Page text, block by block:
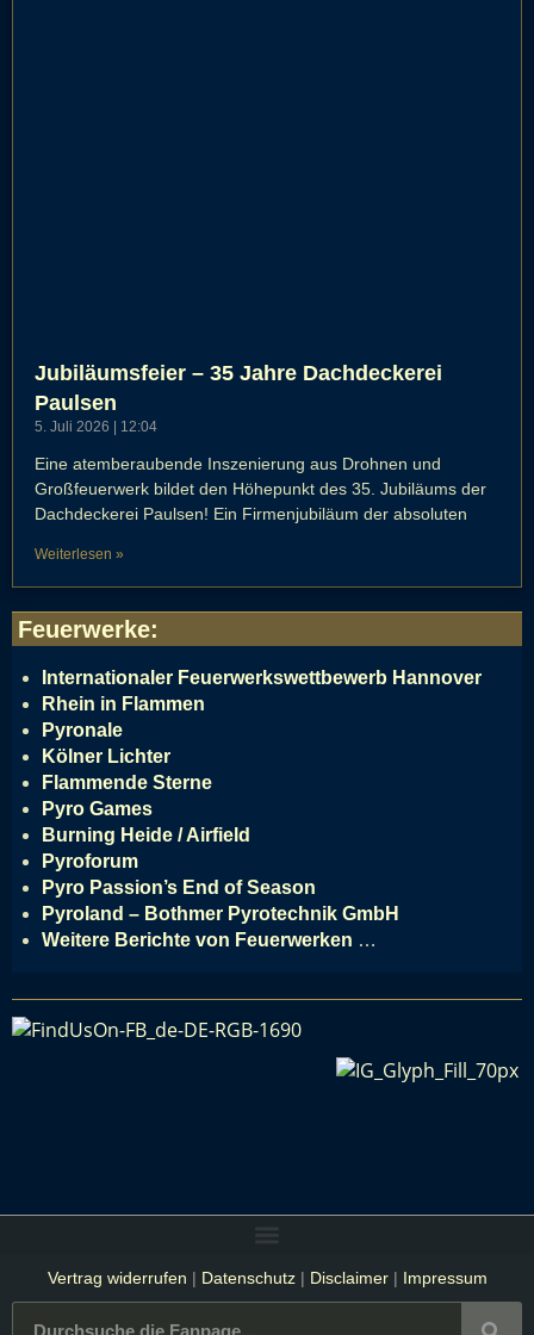
Jubiläumsfeier – 35 Jahre Dachdeckerei
Paulsen
5. Juli 2026 12:04
Eine atemberaubende Inszenierung aus Drohnen und
Großfeuerwerk bildet den Höhepunkt des 35. Jubiläums der
Dachdeckerei Paulsen! Ein Firmenjubiläum der absoluten
Weiterlesen »
Feuerwerke:
Internationaler Feuerwerkswettbewerb Hannover
Rhein in Flammen
Pyronale
Kölner Lichter
Flammende Sterne
Pyro Games
Burning Heide / Airfield
Pyroforum
Pyro Passion’s End of Season
Pyroland – Bothmer Pyrotechnik GmbH
Weitere Berichte von Feuerwerken …
Vertrag widerrufen | Datenschutz| Disclaimer| Impressum